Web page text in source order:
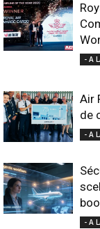
- A
Air
de
- A
- A